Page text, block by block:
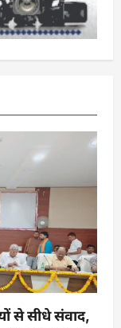
से सीधे संवाद,